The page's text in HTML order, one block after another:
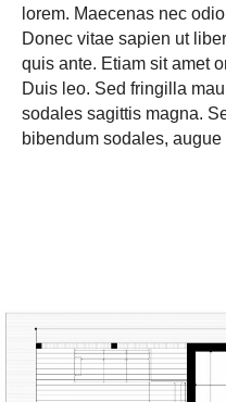
lorem. Maecenas nec
Donec vitae sapien ut
quis ante. Etiam sit amet
Duis leo. Sed fringilla
sodales sagittis magna.
bibendum sodales,